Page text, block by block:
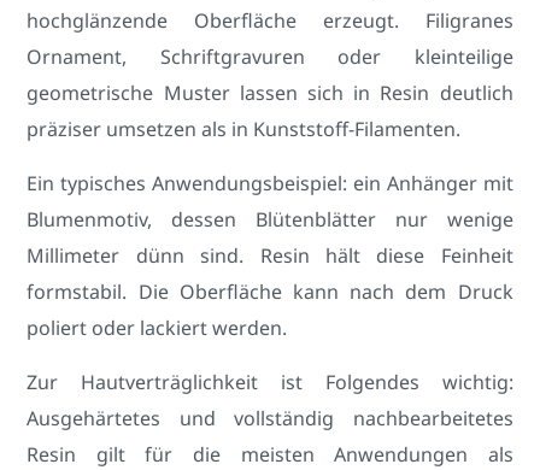
hochglänzende Oberfläche erzeugt. Filigranes
Ornament, Schriftgravuren oder kleinteilige
geometrische Muster lassen sich in Resin deutlich
präziser umsetzen als in Kunststoff-Filamenten.
Ein typisches Anwendungsbeispiel: ein Anhänger mit
Blumenmotiv, dessen Blütenblätter nur wenige
Millimeter dünn sind. Resin hält diese Feinheit
formstabil. Die Oberfläche kann nach dem Druck
poliert oder lackiert werden.
Zur Hautverträglichkeit ist Folgendes wichtig:
Ausgehärtetes und vollständig nachbearbeitetes
Resin gilt für die meisten Anwendungen als